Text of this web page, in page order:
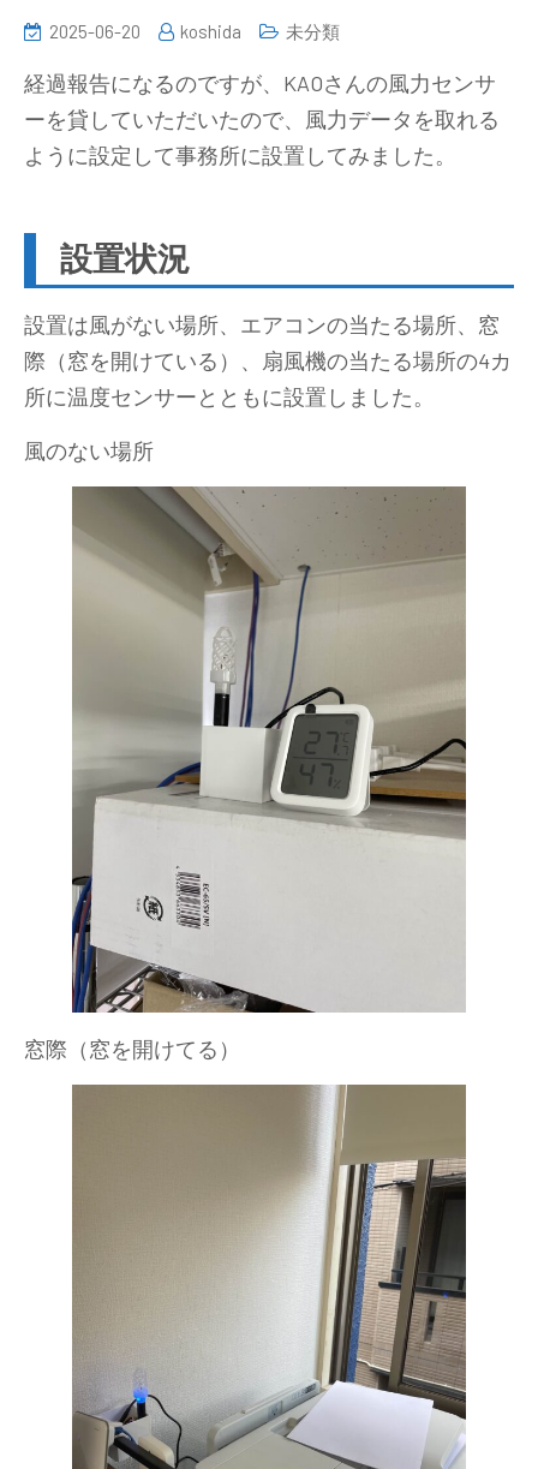
2025-06-20 koshida 未分類
経過報告になるのですが、KAOさんの風力センサ
ーを貸していただいたので、風力データを取れる
ように設定して事務所に設置してみました。
設置状況
設置は風がない場所、エアコンの当たる場所、窓
際（窓を開けている）、扇風機の当たる場所の4カ
所に温度センサーとともに設置しました。
風のない場所
窓際（窓を開けてる）